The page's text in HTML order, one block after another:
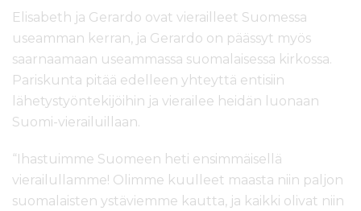
Elisabeth ja Gerardo ovat vierailleet Suomessa
useamman kerran, ja Gerardo on päässyt myös
saarnaamaan useammassa suomalaisessa kirkossa.
Pariskunta pitää edelleen yhteyttä entisiin
lähetystyöntekijöihin ja vierailee heidän luonaan
Suomi-vierailuillaan.
“Ihastuimme Suomeen heti ensimmäisellä
vierailullamme! Olimme kuulleet maasta niin paljon
suomalaisten ystäviemme kautta, ja kaikki olivat niin